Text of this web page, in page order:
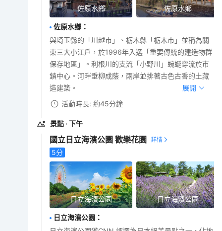
佐原水鄉 佐原水鄉
佐原水鄉 ：
與埼玉縣的「川越市」、栃木縣「栃木市」並稱為關
東三大小江戶，於1996年入選「重要傳統的建造物群
保存地區」。利根川的支流「小野川」蜿蜒穿流於市
鎮中心。河畔垂柳成蔭，兩岸並排著古色古香的土藏
造建築。
展開
活動時長: 約45分鐘
景點 · 下午
國立日立海濱公園 歡樂花園
5分
日立海濱公園 日立海濱公園
日立海濱公園 ：